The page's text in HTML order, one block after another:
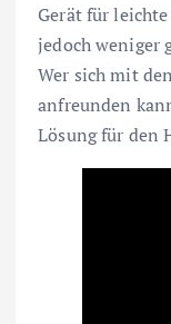
Gerät für
jedoch weniger
Wer sich mit
anfreunden
Lösung für den